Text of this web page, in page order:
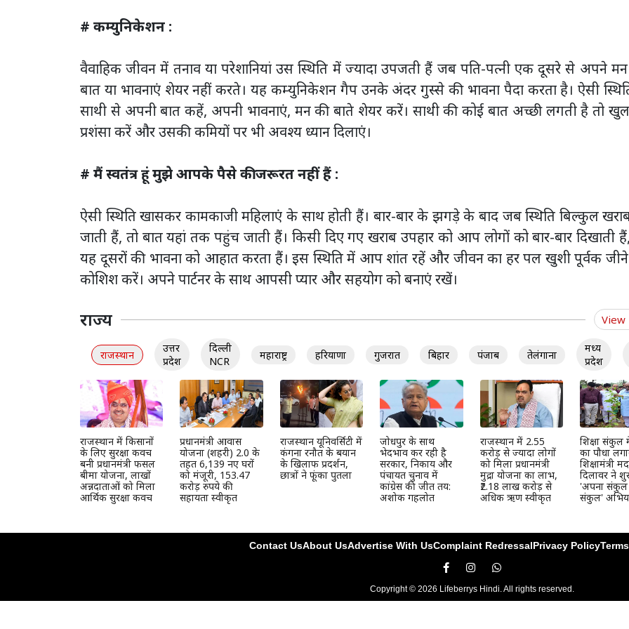
# कम्युनिकेशन :
वैवाहिक जीवन में तनाव या परेशानियां उस स्थिति में ज्यादा उपजती हैं जब पति-पत्नी एक दूसरे से अपने
बात या भावनाएं शेयर नहीं करते। यह कम्युनिकेशन गैप उनके अंदर गुस्से की भावना पैदा करता है। ऐसी
साथी से अपनी बात कहें, अपनी भावनाएं, मन की बाते शेयर करें। साथी की कोई बात अच्छी लगती है तो
प्रशंसा करें और उसकी कमियों पर भी अवश्य ध्यान दिलाएं।
# मैं स्वतंत्र हूं मुझे आपके पैसे की जरूरत नहीं हैं :
ऐसी स्थिति खासकर कामकाजी महिलाएं के साथ होती हैं। बार-बार के झगड़े के बाद जब स्थिति बिल्कुल
जाती हैं, तो बात यहां तक पहुंच जाती हैं। किसी दिए गए खराब उपहार को आप लोगों को बार-बार दिखाती
यह दूसरों की भावना को आहात करता हैं। इस स्थिति में आप शांत रहें और जीवन का हर पल खुशी पूर्वक
कोशिश करें। अपने पार्टनर के साथ आपसी प्यार और सहयोग को बनाएं रखें।
राज्य View
राजस्थान
उत्तर
प्रदेश
दिल्ली
NCR
महाराष्ट्र हरियाणा गुजरात बिहार पंजाब तेलंगाना
मध्य
प्रदेश
राजस्थान में किसानों
के लिए सुरक्षा कवच
बनी प्रधानमंत्री फसल
बीमा योजना, लाखों
अन्नदाताओं को मिला
आर्थिक सुरक्षा कवच
प्रधानमंत्री आवास
योजना (शहरी) 2.0 के
तहत 6,139 नए घरों
को मंजूरी, 153.47
करोड़ रुपये की
सहायता स्वीकृत
राजस्थान यूनिवर्सिटी में
कंगना रनौत के बयान
के खिलाफ प्रदर्शन,
छात्रों ने फूंका पुतला
जोधपुर के साथ
भेदभाव कर रही है
सरकार, निकाय और
पंचायत चुनाव में
कांग्रेस की जीत तय:
अशोक गहलोत
राजस्थान में 2.55
करोड़ से ज्यादा लोगों
को मिला प्रधानमंत्री
मुद्रा योजना का लाभ,
₹2.18 लाख करोड़ से
अधिक ऋण स्वीकृत
शिक्षा संकुल
का पौधा
शिक्षामंत्री
दिलावर ने
'अपना संकुल
संकुल'
Contact UsAbout UsAdvertise With UsComplaint RedressalPrivacy Policy
Copyright © 2026 Lifeberrys Hindi. All rights reserved.